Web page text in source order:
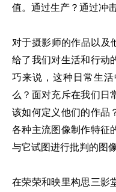
值。通过生产？通过冲
对于摄影师的作品以及
给了我们对生活和行动
巧来说，这种日常生
么？面对充斥在我们日
该如何定义他们的作品
各种主流图像制作特征
与它试图进行批判的图
在荣荣和映里构思三影